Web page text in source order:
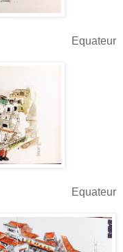
Equateur
Equateur